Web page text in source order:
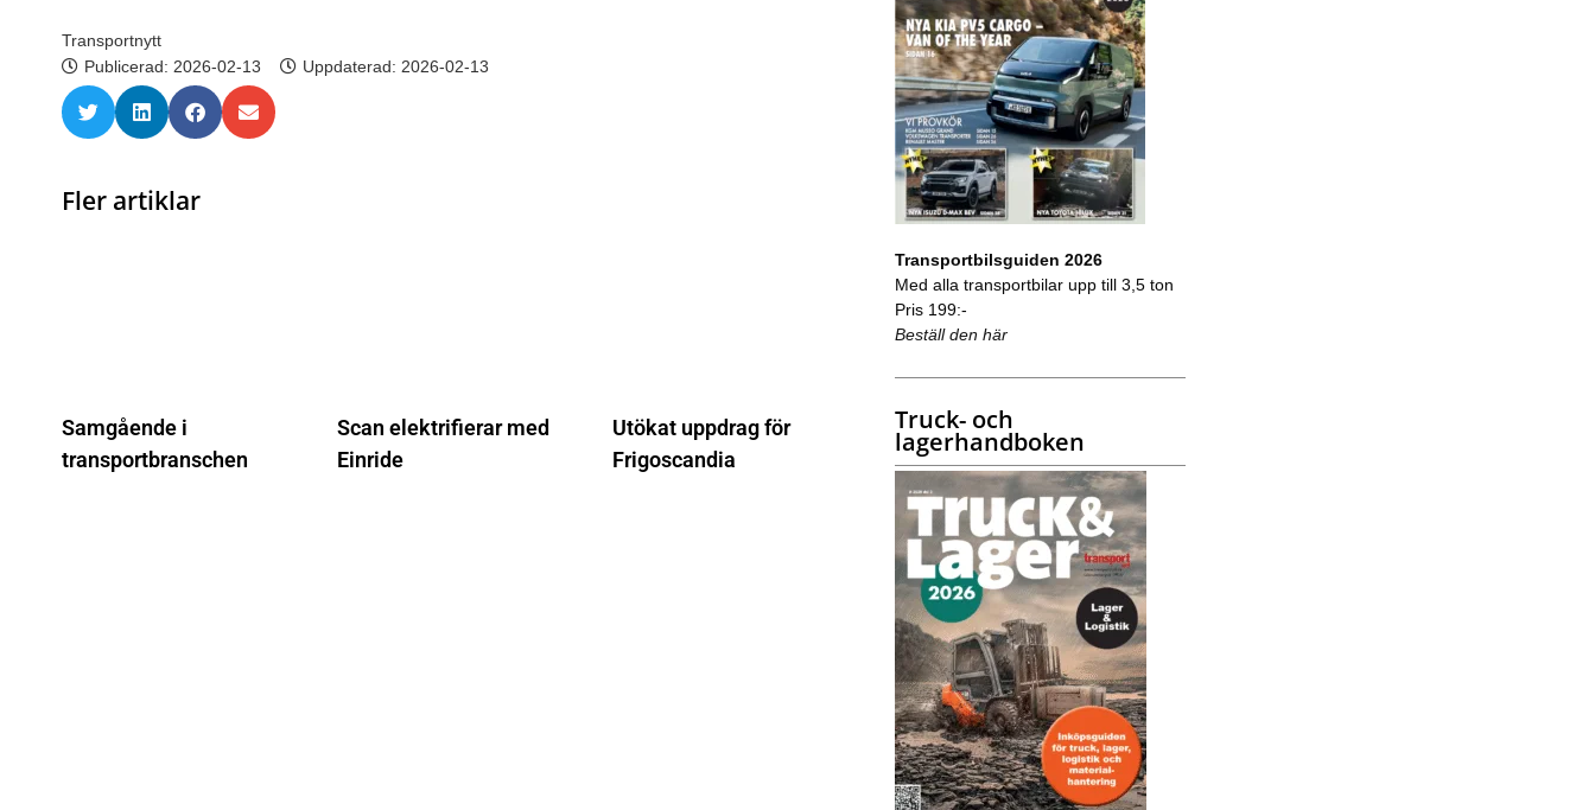
Transportnytt
Publicerad: 2026-02-13 Uppdaterad: 2026-02-13
Fler artiklar
Samgående i
transportbranschen
Scan elektrifierar med
Einride
Utökat uppdrag för
Frigoscandia
Transportbilsguiden 2026
Med alla transportbilar upp till 3,5 ton
Pris 199:-
Beställ den här
Truck- och
lagerhandboken